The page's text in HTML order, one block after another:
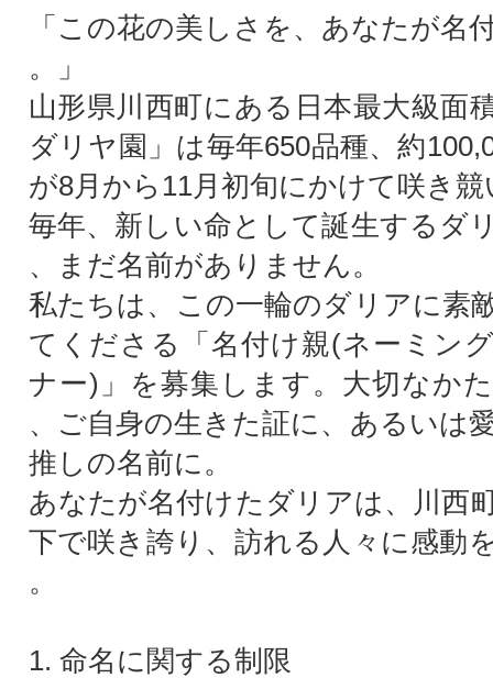
「この花の美しさを、あなたが名
。」
山形県川西町にある日本最大級面
ダリヤ園」は毎年650品種、約
が8月から11月初旬にかけて咲き
毎年、新しい命として誕生するダ
、まだ名前がありません。
私たちは、この一輪のダリアに素
てくださる「名付け親(ネーミン
ナー)」を募集します。大切なか
、ご自身の生きた証に、あるいは
推しの名前に。
あなたが名付けたダリアは、川西
下で咲き誇り、訪れる人々に感動
。
1. 命名に関する制限